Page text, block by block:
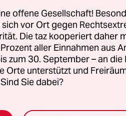
nicht
erster Schritt sein,
in Merkels
bei einem ,WISO'-
kämen
die sogar
offene Gesellschaft!
vor Ort gegen
Die taz kooperiert daher
aller Einnahmen aus
zum 30. September – an die
Orte unterstützt und
Sie dabei?